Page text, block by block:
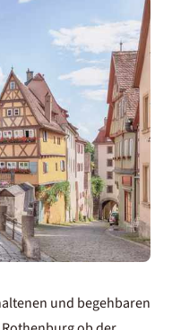
und begehbaren